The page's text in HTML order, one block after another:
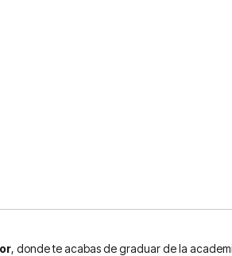
, donde te acabas de graduar de la